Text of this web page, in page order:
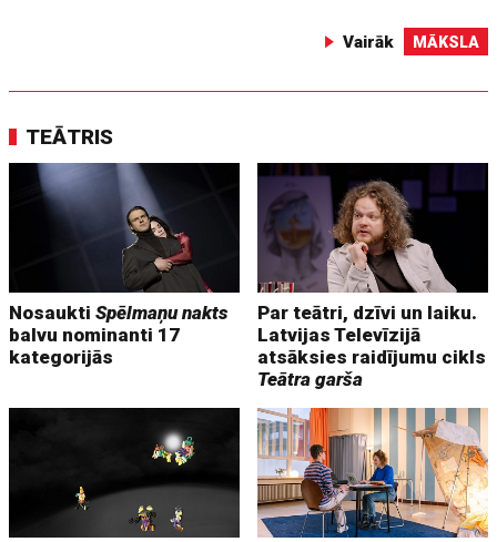
Vairāk MĀKSLA
TEĀTRIS
NosauktiSpēlmaņu nakts
balvu nominanti 17
kategorijās
Par teātri, dzīvi un laiku.
Latvijas Televīzijā
atsāksies raidījumu cikls
Teātra garša